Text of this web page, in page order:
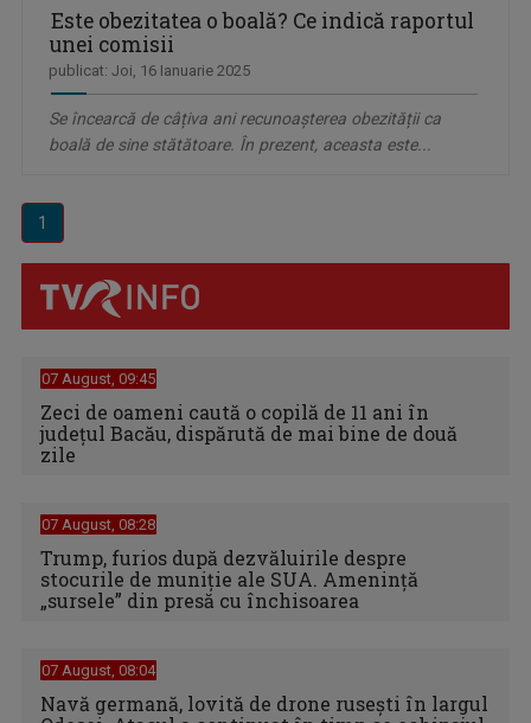
Este obezitatea o boală? Ce indică raportul
unei comisii
publicat: Joi, 16 Ianuarie 2025
Se încearcă de câțiva ani recunoașterea obezității ca
boală de sine stătătoare. În prezent, aceasta este...
1
07 August, 09:45
Zeci de oameni caută o copilă de 11 ani în
judeţul Bacău, dispărută de mai bine de două
zile
07 August, 08:28
Trump, furios după dezvăluirile despre
stocurile de muniție ale SUA. Amenință
„sursele” din presă cu închisoarea
07 August, 08:04
Navă germană, lovită de drone rusești în largul